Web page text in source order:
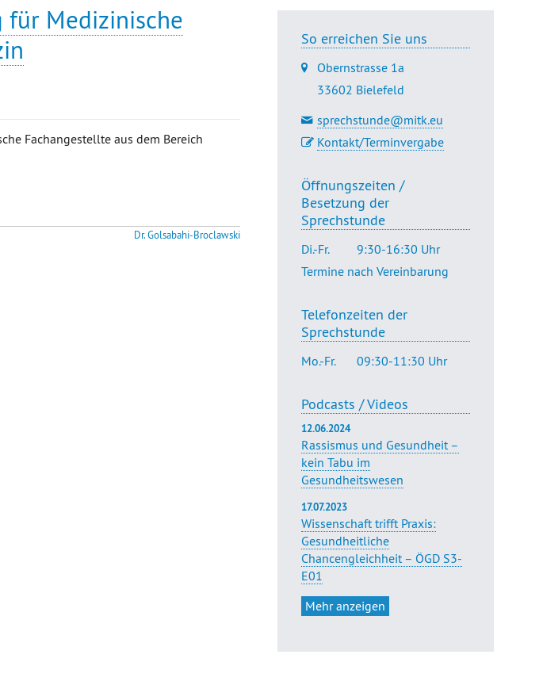
Medizinische
Fachangestellte aus dem Bereich
Dr. Golsabahi-Broclawski
So erreichen Sie uns
Obernstrasse 1a
33602 Bielefeld
sprechstunde@mitk.eu
Kontakt/Terminvergabe
Öffnungszeiten /
Besetzung der
Sprechstunde
Di.-Fr.
9:30-16:30 Uhr
Termine nach Vereinbarung
Telefonzeiten der
Sprechstunde
Mo.-Fr. 09:30-11:30 Uhr
Podcasts / Videos
12.06.2024
Rassismus und Gesundheit –
kein Tabu im
Gesundheitswesen
17.07.2023
Wissenschaft trifft Praxis:
Gesundheitliche
Chancengleichheit – ÖGD S3-
E01
Mehr anzeigen